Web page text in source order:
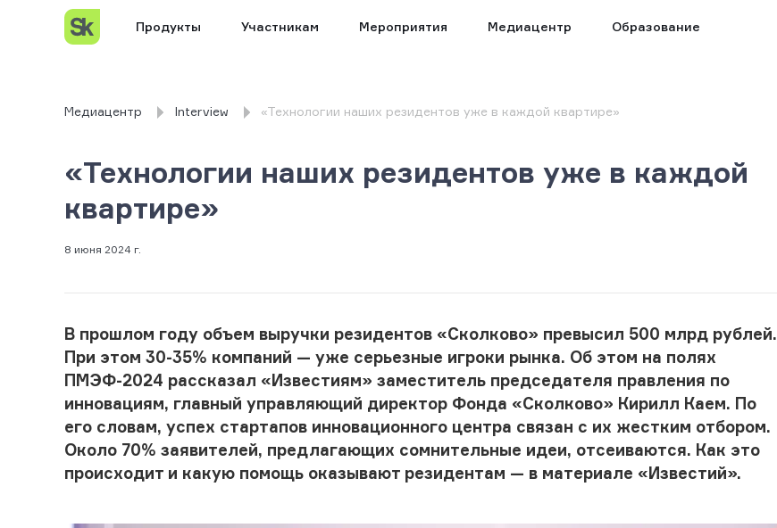
Продукты Участникам Мероприятия Медиацентр Образование
Медиацентр Interview «Технологии наших резидентов уже в каждой квартире»
«Технологии наших резидентов уже в каждой
квартире»
8 июня 2024 г.
В прошлом году объем выручки резидентов «Сколково» превысил 500 млрд рублей.
При этом 30-35% компаний — уже серьезные игроки рынка. Об этом на полях
ПМЭФ-2024 рассказал «Известиям» заместитель председателя правления по
инновациям, главный управляющий директор Фонда «Сколково» Кирилл Каем. По
его словам, успех стартапов инновационного центра связан с их жестким отбором.
Около 70% заявителей, предлагающих сомнительные идеи, отсеиваются. Как это
происходит и какую помощь оказывают резидентам — в материале «Известий».